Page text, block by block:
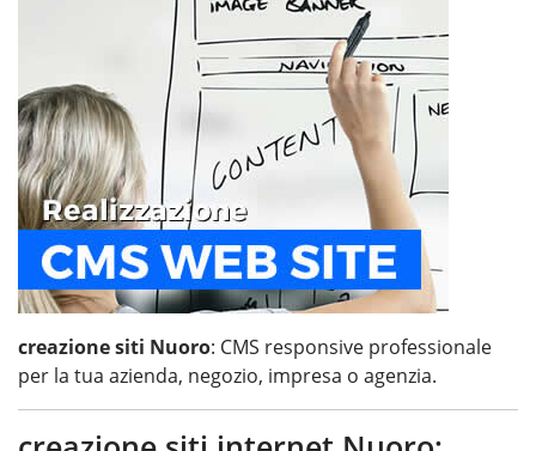
creazione siti Nuoro: CMS responsive professionale
per la tua azienda, negozio, impresa o agenzia.